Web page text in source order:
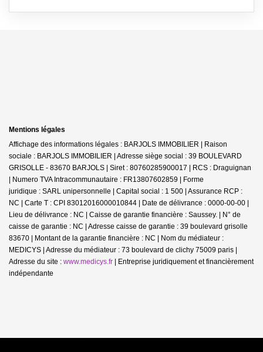
Mentions légales
Affichage des informations légales : BARJOLS IMMOBILIER | Raison
sociale : BARJOLS IMMOBILIER | Adresse siège social : 39 BOULEVARD
GRISOLLE - 83670 BARJOLS | Siret : 80760285900017 | RCS : Draguignan
| Numero TVA Intracommunautaire : FR13807602859 | Forme
juridique : SARL unipersonnelle | Capital social : 1 500 | Assurance RCP :
NC | Carte T : CPI 83012016000010844 | Date de délivrance : 0000-00-00 |
Lieu de délivrance : NC | Caisse de garantie financière : Saussey. | N° de
caisse de garantie : NC | Adresse caisse de garantie : 39 boulevard grisolle
83670 | Montant de la garantie financière : NC | Nom du médiateur :
MEDICYS | Adresse du médiateur : 73 boulevard de clichy 75009 paris |
Adresse du site : www.medicys.fr | Entreprise juridiquement et financièrement
indépendante